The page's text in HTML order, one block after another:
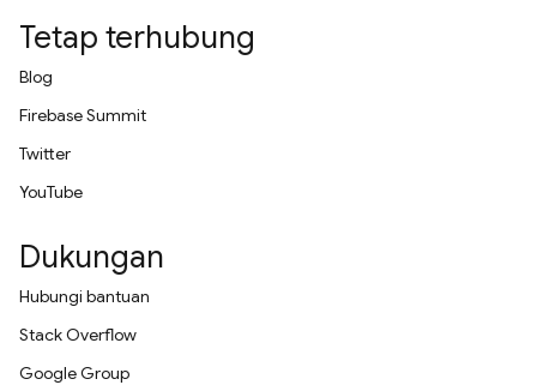
Tetap terhubung
Blog
Firebase Summit
Twitter
YouTube
Dukungan
Hubungi bantuan
Stack Overflow
Google Group